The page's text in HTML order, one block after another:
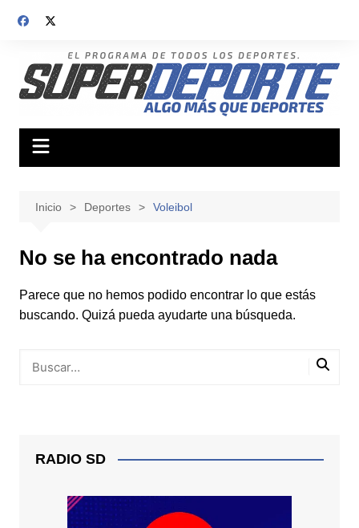
Inicio Deportes Voleibol
No se ha encontrado nada
Parece que no hemos podido encontrar lo que estás
buscando. Quizá pueda ayudarte una búsqueda.
RADIO SD